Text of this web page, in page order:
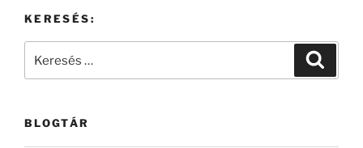
KERESÉS:
BLOGTÁR